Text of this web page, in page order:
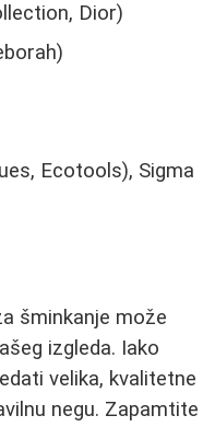
Dior)
Ecotools), Sigma
šminkanje može
izgleda. Iako
velika, kvalitetne
negu. Zapamtite